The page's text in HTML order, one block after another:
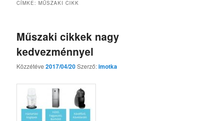
CÍMKE:MŰSZAKI CIKK
Műszaki cikkek nagy
kedvezménnyel
Közzétéve2017/04/20Szerző:imotka